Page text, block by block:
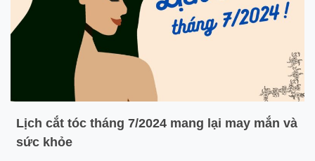
Lịch cắt tóc tháng 7/2024 mang lại may mắn và
sức khỏe